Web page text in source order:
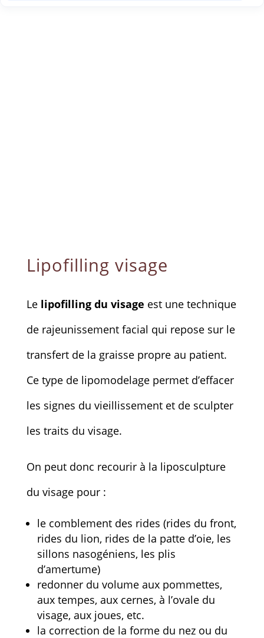
Lipofilling visage
Le lipofilling du visage est une technique
de rajeunissement facial qui repose sur le
transfert de la graisse propre au patient.
Ce type de lipomodelage permet d’effacer
les signes du vieillissement et de sculpter
les traits du visage.
On peut donc recourir à la liposculpture
du visage pour :
le comblement des rides (rides du front,
rides du lion, rides de la patte d’oie, les
sillons nasogéniens, les plis
d’amertume)
redonner du volume aux pommettes,
aux tempes, aux cernes, à l’ovale du
visage, aux joues, etc.
la correction de la forme du nez ou du